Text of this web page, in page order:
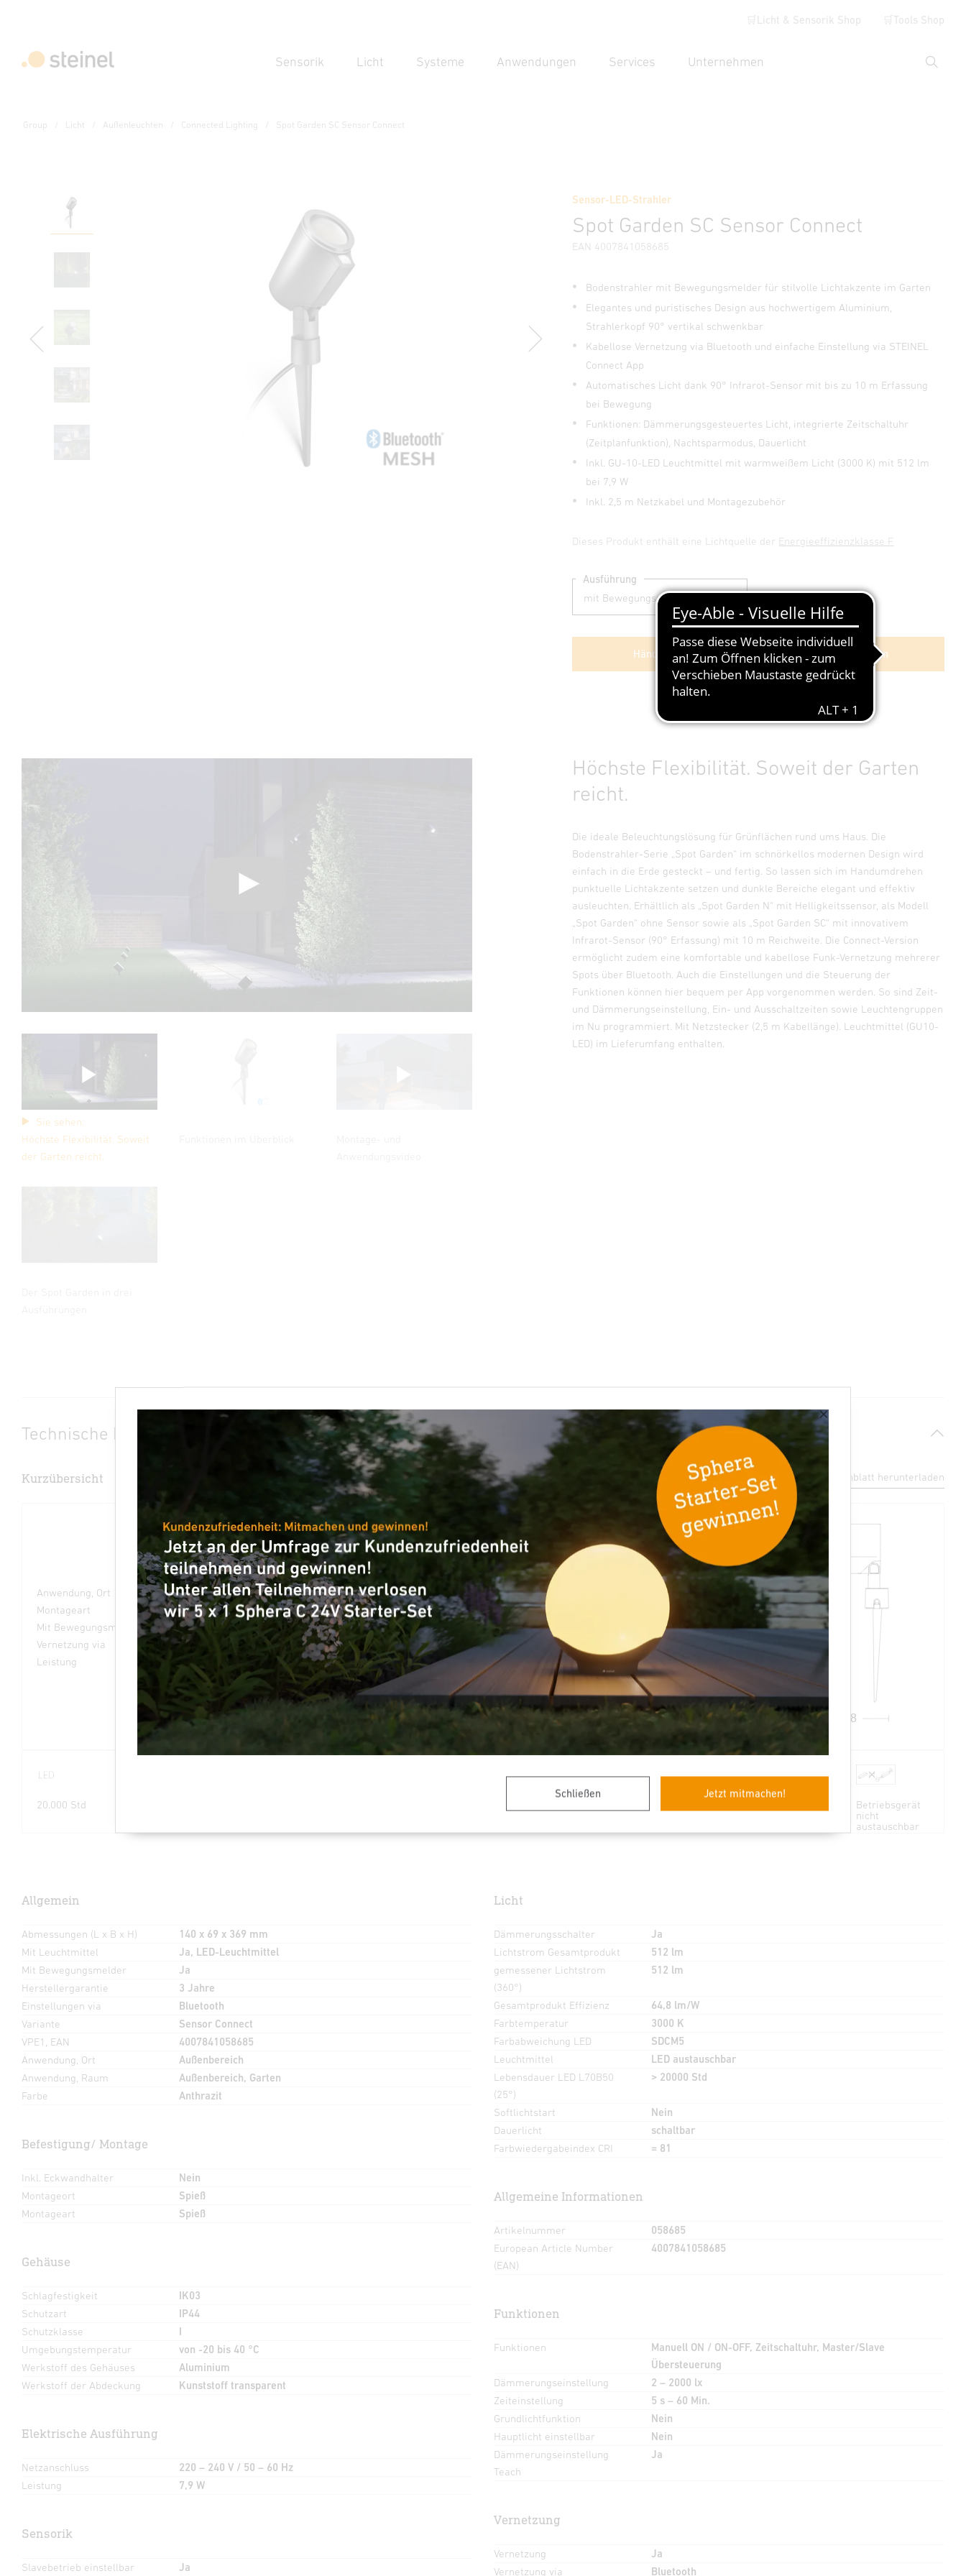
🛒Licht & Sensorik Shop 🛒Tools Shop
Sensorik Licht Systeme Anwendungen Services Unternehmen
Suche
×
Schließen Jetzt mitmachen!
Group Licht Außenleuchten Connected Lighting Spot Garden SC Sensor Connect
Sensor-LED-Strahler
Spot Garden SC Sensor Connect
EAN 4007841058685
Bodenstrahler mit Bewegungsmelder für stilvolle Lichtakzente im Garten
Elegantes und puristisches Design aus hochwertigem Aluminium,
Strahlerkopf 90° vertikal schwenkbar
Kabellose Vernetzung via Bluetooth und einfache Einstellung via STEINEL
Connect App
Automatisches Licht dank 90° Infrarot-Sensor mit bis zu 10 m Erfassung
bei Bewegung
Funktionen: Dämmerungsgesteuertes Licht, integrierte Zeitschaltuhr
(Zeitplanfunktion), Nachtsparmodus, Dauerlicht
Inkl. GU-10-LED Leuchtmittel mit warmweißem Licht (3000 K) mit 512 lm
bei 7,9 W
Inkl. 2,5 m Netzkabel und Montagezubehör
Dieses Produkt enthält eine Lichtquelle der Energieeffizienzklasse F
Ausführung
Händlersuche Im Shop kaufen
Eigenschaften Herstellerinformationen
Sie sehen:
Höchste Flexibilität. Soweit
der Garten reicht.
Höchste Flexibilität. Soweit der Garten
reicht.
Die ideale Beleuchtungslösung für Grünflächen rund ums Haus. Die
Bodenstrahler-Serie „Spot Garden“ im schnörkellos modernen Design wird
einfach in die Erde gesteckt – und fertig. So lassen sich im Handumdrehen
punktuelle Lichtakzente setzen und dunkle Bereiche elegant und effektiv
ausleuchten. Erhältlich als „Spot Garden N“ mit Helligkeitssensor, als Modell
„Spot Garden“ ohne Sensor sowie als „Spot Garden SC“ mit innovativem
Infrarot-Sensor (90° Erfassung) mit 10 m Reichweite. Die Connect-Version
ermöglicht zudem eine komfortable und kabellose Funk-Vernetzung mehrerer
Spots über Bluetooth. Auch die Einstellungen und die Steuerung der
Funktionen können hier bequem per App vorgenommen werden. So sind Zeit-
und Dämmerungseinstellung, Ein- und Ausschaltzeiten sowie Leuchtengruppen
im Nu programmiert. Mit Netzstecker (2,5 m Kabellänge). Leuchtmittel (GU10-
LED) im Lieferumfang enthalten.
Technische Daten
Kurzübersicht Datenblatt herunterladen
Anwendung, Ort
Außenbereich
Montageart
Sonstige
Mit Bewegungsmelder
Ja
Vernetzung via
Bluetooth
Leistung
7,9 W
Lichtstrom
Gesamtprodukt
512 lm
Farbtemperatur
3000 K
Artikelnummer
058685
VPE1, Nettogewicht
0,722 kg
118
20.000 Std
(via App)
austauschbar
durch den
r
Betriebsgerät
nicht
austauschbar
Allgemein
Abmessungen (L x B x H)
140 x 69 x 369 mm
Mit Leuchtmittel
Ja, LED-Leuchtmittel
Mit Bewegungsmelder
Ja
Herstellergarantie
3 Jahre
Einstellungen via
Bluetooth
Variante
Sensor Connect
VPE1, EAN
4007841058685
Anwendung, Ort
Außenbereich
Anwendung, Raum
Außenbereich, Garten
Farbe
Anthrazit
Befestigung/ Montage
Inkl. Eckwandhalter
Nein
Montageort
Spieß
Montageart
Spieß
Gehäuse
Schlagfestigkeit
IK03
Schutzart
IP44
Schutzklasse
I
Umgebungstemperatur
von -20 bis 40 °C
Werkstoff des Gehäuses
Aluminium
Werkstoff der Abdeckung
Kunststoff transparent
Elektrische Ausführung
Netzanschluss
220 – 240 V / 50 – 60 Hz
Leistung
7,9 W
Sensorik
Slavebetrieb einstellbar Ja
Licht
Dämmerungsschalter
Ja
Lichtstrom Gesamtprodukt
512 lm
gemessener Lichtstrom
(360°)
512 lm
Gesamtprodukt Effizienz
64,8 lm/W
Farbtemperatur
3000 K
Farbabweichung LED
SDCM5
Leuchtmittel
LED austauschbar
Lebensdauer LED L70B50
(25°)
> 20000 Std
Softlichtstart
Nein
Dauerlicht
schaltbar
Farbwiedergabeindex CRI
= 81
Allgemeine Informationen
Artikelnummer
058685
European Article Number
(EAN)
4007841058685
Funktionen
Funktionen
Manuell ON / ON-OFF, Zeitschaltuhr, Master/Slave
Übersteuerung
Dämmerungseinstellung
2 – 2000 lx
Zeiteinstellung
5 s – 60 Min.
Grundlichtfunktion
Nein
Hauptlicht einstellbar
Nein
Dämmerungseinstellung
Teach
Ja
Vernetzung
Vernetzung
Ja
Vernetzung via
Bluetooth